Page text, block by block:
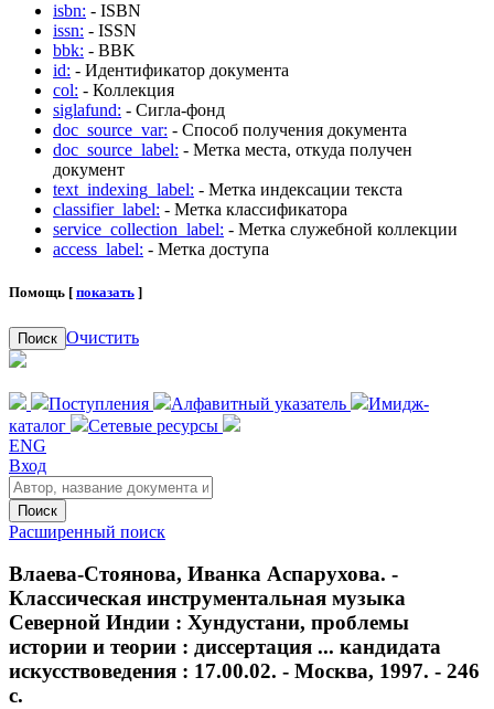
isbn: - ISBN
issn: - ISSN
bbk: - BBK
id: - Идентификатор документа
col: - Коллекция
siglafund: - Сигла-фонд
doc_source_var: - Способ получения документа
doc_source_label: - Метка места, откуда получен
документ
text_indexing_label: - Метка индексации текста
classifier_label: - Метка классификатора
service_collection_label: - Метка служебной коллекции
access_label: - Метка доступа
Помощь [ показать ]
Поиск Очистить
Поступления Алфавитный указатель
Имидж-
каталог
Сетевые ресурсы
ENG
Вход
Поиск
Расширенный поиск
Влаева-Стоянова, Иванка Аспарухова. -
Классическая инструментальная музыка
Северной Индии : Хундустани, проблемы
истории и теории : диссертация ... кандидата
искусствоведения : 17.00.02. - Москва, 1997. - 246
с.